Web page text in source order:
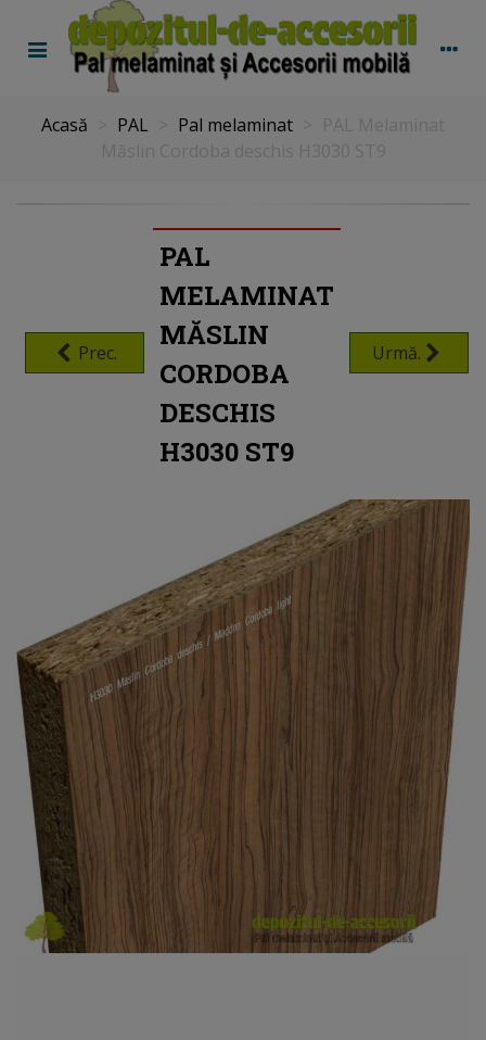
Acasă PAL Pal melaminat
Prec.
PAL
MELAMINAT
MĂSLIN
CORDOBA
DESCHIS
H3030 ST9
Urmă.